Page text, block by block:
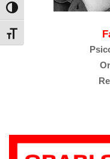
Attiva/disattiva alto
Attiva/disattiva